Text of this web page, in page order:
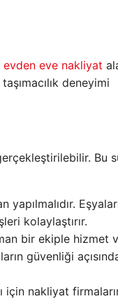
evden eve nakliyat
deneyimi
Bu
kolaylaştırır.
bir ekiple hizmet
güvenliği
için nakliyat